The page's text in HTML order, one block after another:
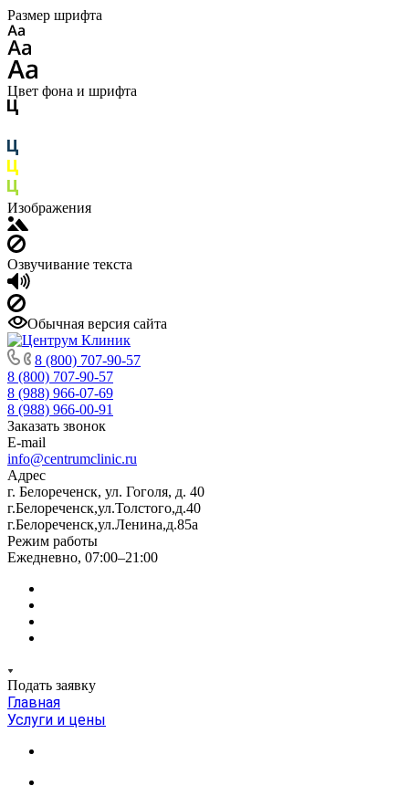
Размер шрифта
Цвет фона и шрифта
Изображения
Озвучивание текста
Обычная версия сайта
8 (800) 707-90-57
8 (800) 707-90-57
8 (988) 966-07-69
8 (988) 966-00-91
Заказать звонок
E-mail
info@centrumclinic.ru
Адрес
г. Белореченск, ул. Гоголя, д. 40
г.Белореченск,ул.Толстого,д.40
г.Белореченск,ул.Ленина,д.85а
Режим работы
Ежедневно, 07:00–21:00
Подать заявку
Главная
Услуги и цены